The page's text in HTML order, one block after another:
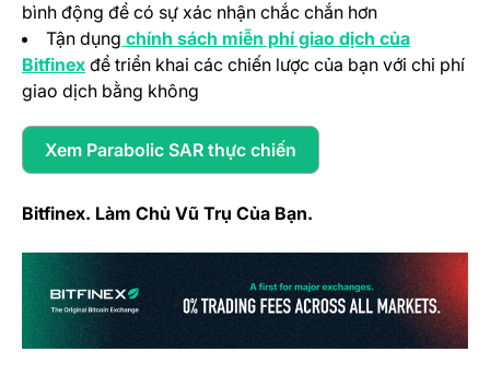
bình động để có sự xác nhận chắc chắn hơn
Tận dụng chính sách miễn phí giao dịch của
Bitfinex(opens in a new tab)
để triển khai các chiến lược của bạn với chi phí
giao dịch bằng không
Xem Parabolic SAR thực chiến
(opens in a new tab)
Bitfinex. Làm Chủ Vũ Trụ Của Bạn.